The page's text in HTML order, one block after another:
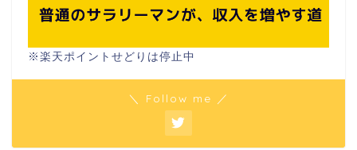
※楽天ポイントせどりは停止中
＼ Follow me ／